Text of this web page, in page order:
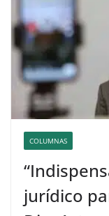
COLUMNAS
jurídico